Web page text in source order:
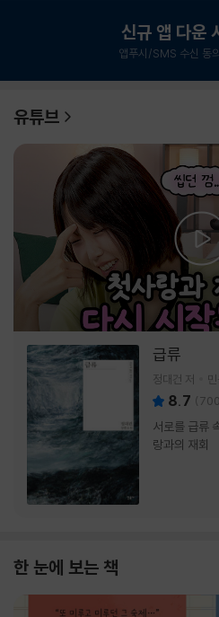
신규 앱 다운
앱푸시/SMS 수신 동
유튜브
급류
정대건 저 민
8.7 (700
서로를 급류
랑과의 재회
한 눈에 보는 책